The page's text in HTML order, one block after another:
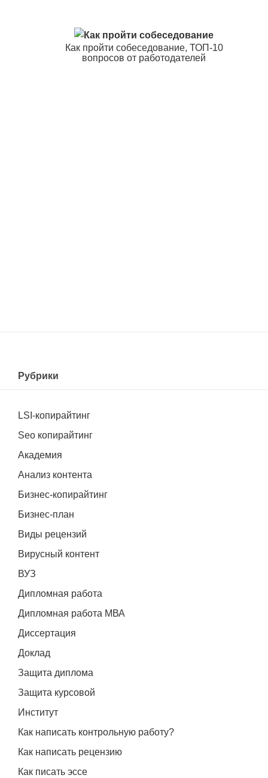
Как пройти собеседование, ТОП-10
вопросов от работодателей
Рубрики
LSI-копирайтинг
Seo копирайтинг
Академия
Анализ контента
Бизнес-копирайтинг
Бизнес-план
Виды рецензий
Вирусный контент
ВУЗ
Дипломная работа
Дипломная работа МВА
Диссертация
Доклад
Защита диплома
Защита курсовой
Институт
Как написать контрольную работу?
Как написать рецензию
Как писать эссе